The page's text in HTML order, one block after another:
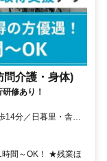
問介護・身体)
修あり！
14分／日暮里・舎人
勤・自転車通勤・車
間～OK！ ★残業ほ